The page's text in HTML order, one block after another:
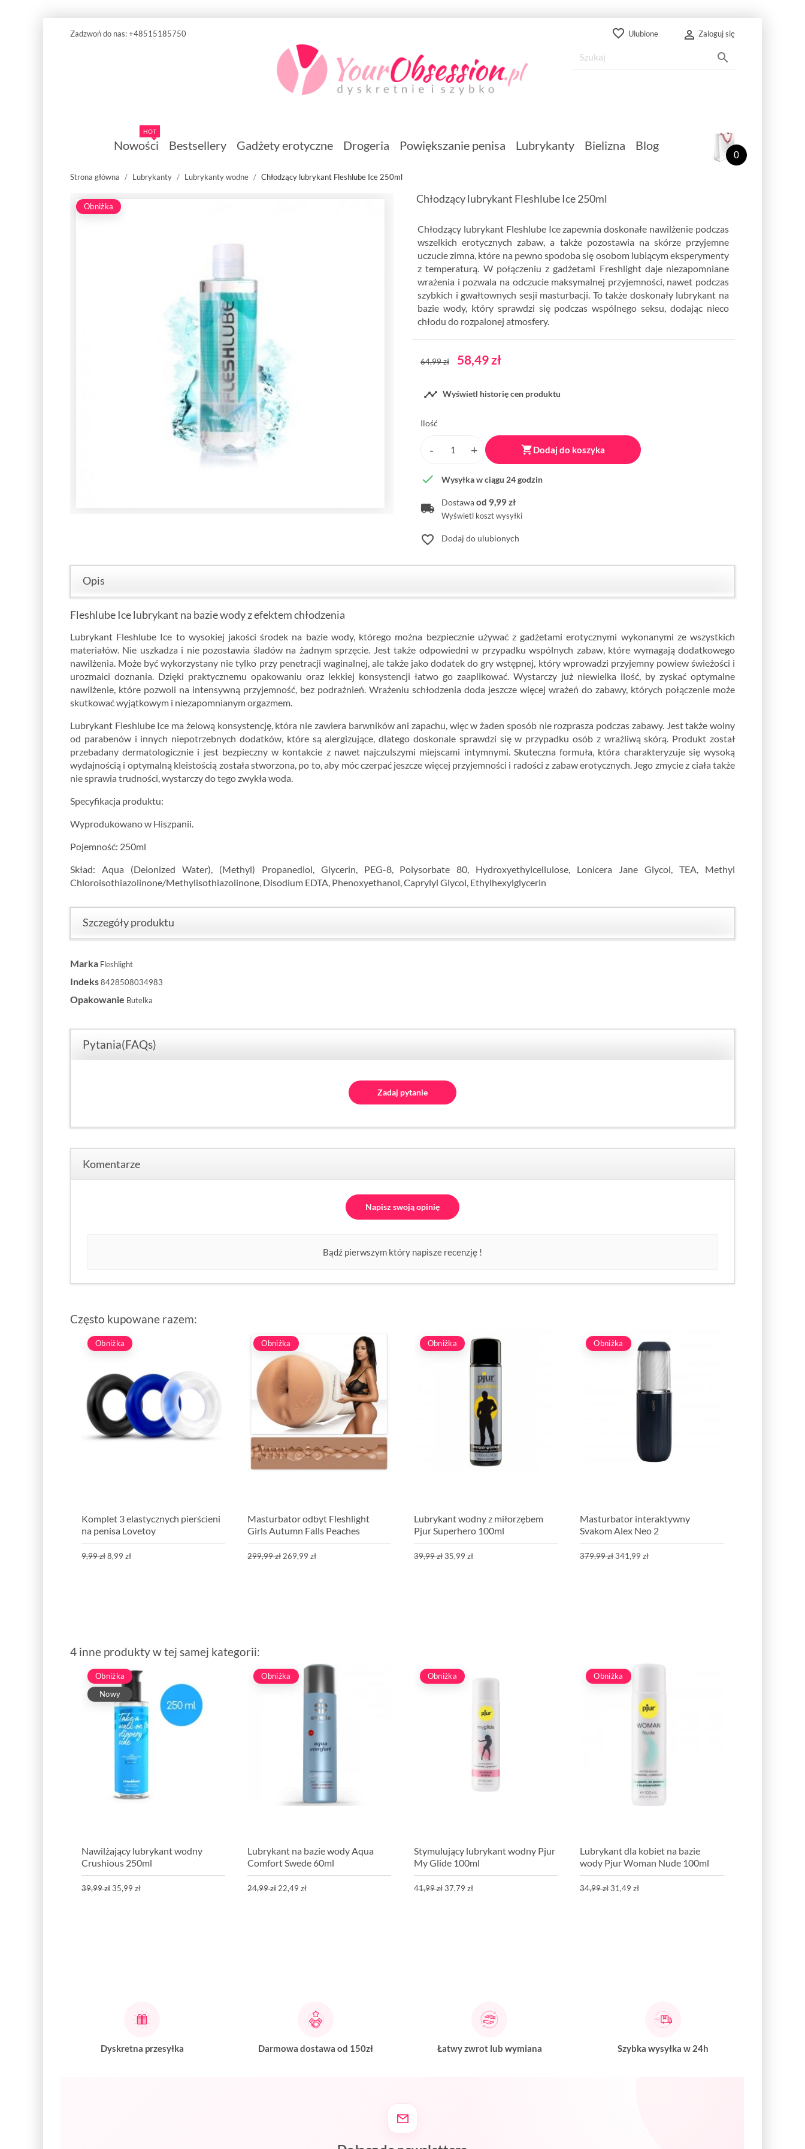
Zadzwoń do nas:+48515185750 favorite_border Ulubione  Zaloguj się

0
Nowości
HOT
Bestsellery Gadżety erotyczne Drogeria Powiększanie penisa Lubrykanty Bielizna Blog
Strona główna Lubrykanty Lubrykanty wodne Chłodzący lubrykant Fleshlube Ice 250ml
Obniżka
Chłodzący lubrykant Fleshlube Ice 250ml
Chłodzący lubrykant Fleshlube Ice zapewnia doskonałe nawilżenie podczas
wszelkich erotycznych zabaw, a także pozostawia na skórze przyjemne
uczucie zimna, które na pewno spodoba się osobom lubiącym eksperymenty
z temperaturą. W połączeniu z gadżetami Freshlight daje niezapomniane
wrażenia i pozwala na odczucie maksymalnej przyjemności, nawet podczas
szybkich i gwałtownych sesji masturbacji. To także doskonały lubrykant na
bazie wody, który sprawdzi się podczas wspólnego seksu, dodając nieco
chłodu do rozpalonej atmosfery.
64,99 zł 58,49 zł
 Wyświetl historię cen produktu
Ilość
Dodaj do koszyka
 Wysyłka w ciągu 24 godzin
Dostawaod 9,99 zł
Wyświetl koszt wysyłki
favorite_border Dodaj do ulubionych
Opis
Fleshlube Ice lubrykant na bazie wody z efektem chłodzenia
Lubrykant Fleshlube Ice to wysokiej jakości środek na bazie wody, którego można bezpiecznie używać z gadżetami erotycznymi wykonanymi ze wszystkich
materiałów. Nie uszkadza i nie pozostawia śladów na żadnym sprzęcie. Jest także odpowiedni w przypadku wspólnych zabaw, które wymagają dodatkowego
nawilżenia. Może być wykorzystany nie tylko przy penetracji waginalnej, ale także jako dodatek do gry wstępnej, który wprowadzi przyjemny powiew świeżości i
urozmaici doznania. Dzięki praktycznemu opakowaniu oraz lekkiej konsystencji łatwo go zaaplikować. Wystarczy już niewielka ilość, by zyskać optymalne
nawilżenie, które pozwoli na intensywną przyjemność, bez podrażnień. Wrażeniu schłodzenia doda jeszcze więcej wrażeń do zabawy, których połączenie może
skutkować wyjątkowym i niezapomnianym orgazmem.
Lubrykant Fleshlube Ice ma żelową konsystencję, która nie zawiera barwników ani zapachu, więc w żaden sposób nie rozprasza podczas zabawy. Jest także wolny
od parabenów i innych niepotrzebnych dodatków, które są alergizujące, dlatego doskonale sprawdzi się w przypadku osób z wrażliwą skórą. Produkt został
przebadany dermatologicznie i jest bezpieczny w kontakcie z nawet najczulszymi miejscami intymnymi. Skuteczna formuła, która charakteryzuje się wysoką
wydajnością i optymalną kleistością została stworzona, po to, aby móc czerpać jeszcze więcej przyjemności i radości z zabaw erotycznych. Jego zmycie z ciała także
nie sprawia trudności, wystarczy do tego zwykła woda.
Specyfikacja produktu:
Wyprodukowano w Hiszpanii.
Pojemność: 250ml
Skład: Aqua (Deionized Water), (Methyl) Propanediol, Glycerin, PEG-8, Polysorbate 80, Hydroxyethylcellulose, Lonicera Jane Glycol, TEA, Methyl
Chloroisothiazolinone/Methylisothiazolinone, Disodium EDTA, Phenoxyethanol, Caprylyl Glycol, Ethylhexylglycerin
Szczegóły produktu
Marka Fleshlight
Indeks8428508034983
Opakowanie Butelka
Pytania(FAQs)
Zadaj pytanie
Komentarze
Napisz swoją opinię
Bądź pierwszym który napisze recenzję !
Często kupowane razem:
Obniżka
Komplet 3 elastycznych pierścieni
na penisa Lovetoy
9,99 zł8,99 zł
Obniżka
Masturbator odbyt Fleshlight
Girls Autumn Falls Peaches
299,99 zł 269,99 zł
Obniżka
Lubrykant wodny z miłorzębem
Pjur Superhero 100ml
39,99 zł 35,99 zł
Obniżka
Masturbator interaktywny
Svakom Alex Neo 2
379,99 zł341,99 zł
4 inne produkty w tej samej kategorii:
Obniżka
Nowy
Nawilżający lubrykant wodny
Crushious 250ml
39,99 zł35,99 zł
Obniżka
Lubrykant na bazie wody Aqua
Comfort Swede 60ml
24,99 zł22,49 zł
Obniżka
Stymulujący lubrykant wodny Pjur
My Glide 100ml
41,99 zł 37,79 zł
Obniżka
Lubrykant dla kobiet na bazie
wody Pjur Woman Nude 100ml
34,99 zł31,49 zł
Dyskretna przesyłka Darmowa dostawa od 150zł Łatwy zwrot lub wymiana Szybka wysyłka w 24h